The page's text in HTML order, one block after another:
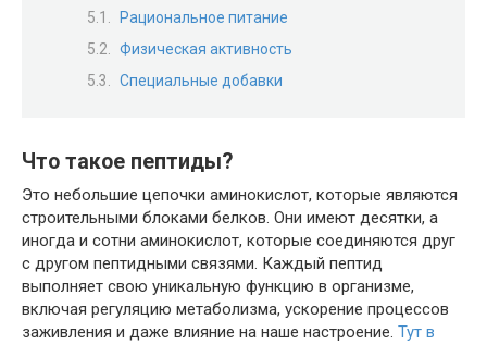
Рациональное питание
Физическая активность
Специальные добавки
Что такое пептиды?
Это небольшие цепочки аминокислот, которые являются
строительными блоками белков. Они имеют десятки, а
иногда и сотни аминокислот, которые соединяются друг
с другом пептидными связями. Каждый пептид
выполняет свою уникальную функцию в организме,
включая регуляцию метаболизма, ускорение процессов
заживления и даже влияние на наше настроение. Тут в